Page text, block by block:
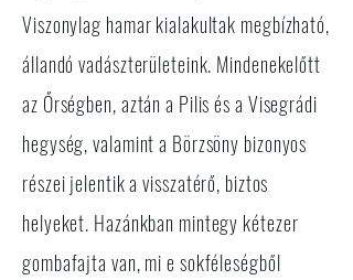
Viszonylag hamar kialakultak megbízható,
állandó vadászterületeink. Mindenekelőtt
az Őrségben, aztán a Pilis és a Visegrádi
hegység, valamint a Börzsöny bizonyos
részei jelentik a visszatérő, biztos
helyeket. Hazánkban mintegy kétezer
gombafajta van, mi e sokféleségből